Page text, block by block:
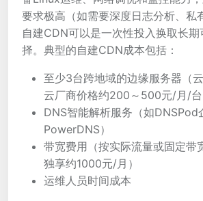
要求极高（如需要深度日志分析、私
自建CDN可以是一次性投入换取长
择。典型的自建CDN成本包括：
至少3台跨地域的边缘服务器（
云厂商价格约200～500元/月/台
DNS智能解析服务（如DNSPod
PowerDNS）
带宽费用（按实际流量或固定
独享约1000元/月）
运维人员时间成本